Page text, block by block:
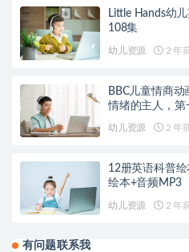
Little Hands幼
108集
幼儿资源 2 年
BBC儿童情商动
情绪的主人，第
幼儿资源 2 年
12册英语科普
绘本+音频MP3
幼儿资源 2 年
有问题联系我